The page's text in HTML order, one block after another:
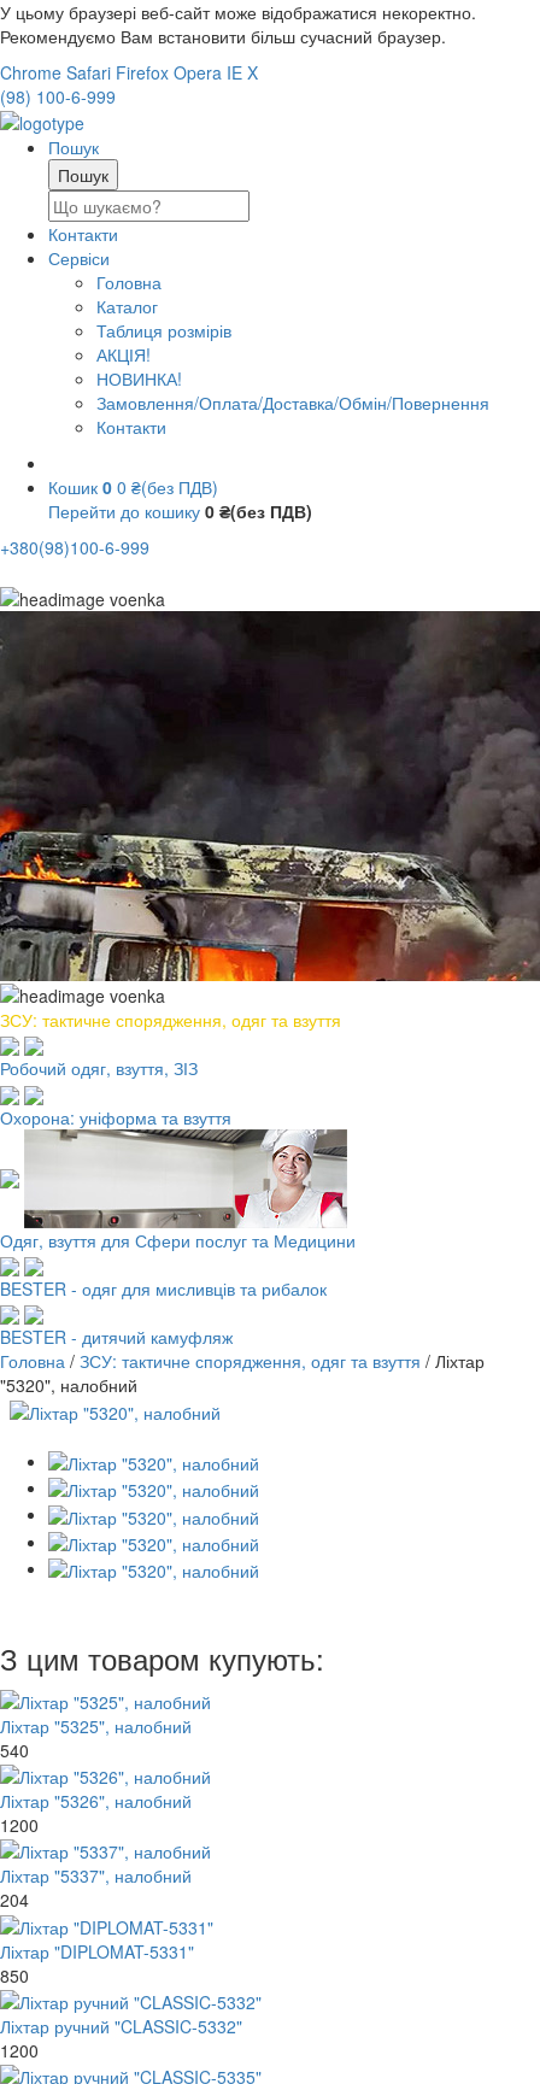
У цьому браузері веб-сайт може відображатися некоректно.
Рекомендуємо Вам встановити більш сучасний браузер.
Chrome Safari Firefox Opera IE X
(98) 100-6-999
Пошук
Контакти
Сервіси
Головна
Каталог
Таблиця розмірів
АКЦІЯ!
НОВИНКА!
Замовлення/Оплата/Доставка/Обмін/Повернення
Контакти
Кошик 0 0 ₴(без ПДВ)
Перейти до кошику 0 ₴(без ПДВ)
+380(98)100-6-999
ЗСУ: тактичне спорядження, одяг та взуття
Робочий одяг, взуття, ЗІЗ
Охорона: уніформа та взуття
Одяг, взуття для Сфери послуг та Медицини
BESTER - одяг для мисливців та рибалок
BESTER - дитячий камуфляж
Головна / ЗСУ: тактичне спорядження, одяг та взуття / Ліхтар
"5320", налобний
З цим товаром купують:
Ліхтар "5325", налобний
540
Ліхтар "5326", налобний
1200
Ліхтар "5337", налобний
204
Ліхтар "DIPLOMAT-5331"
850
Ліхтар ручний "CLASSIC-5332"
1200